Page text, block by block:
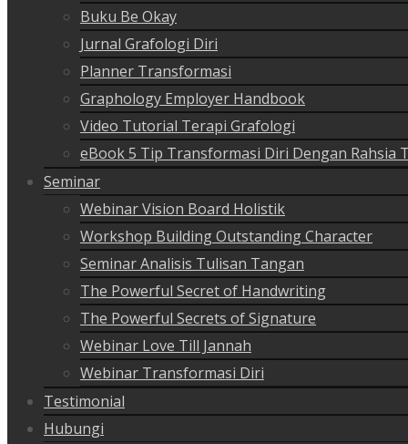
Buku Be Okay
Jurnal Grafologi Diri
Planner Transformasi
Graphology Employer Handbook
Video Tutorial Terapi Grafologi
eBook 5 Tip Transformasi Diri Dengan Rahsia
Seminar
Webinar Vision Board Holistik
Workshop Building Outstanding Character
Seminar Analisis Tulisan Tangan
The Powerful Secret of Handwriting
The Powerful Secrets of Signature
Webinar Love Till Jannah
Webinar Transformasi Diri
Testimonial
Hubungi